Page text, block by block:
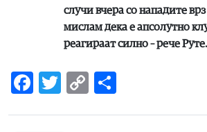
случи вчера со нападите
мислам дека е апсолутно
реагираат силно – рече Руте.
Facebook
Twitter
Copy